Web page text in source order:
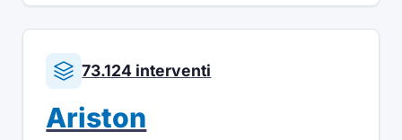
73.124 interventi
Ariston